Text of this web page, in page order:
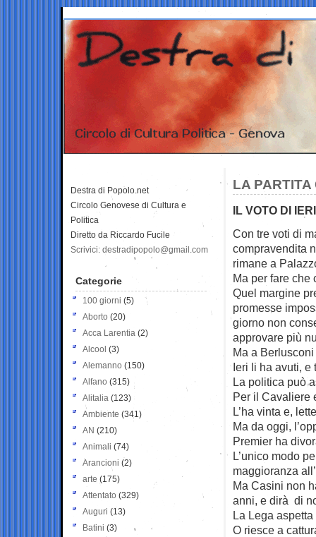
LA PARTITA
IL VOTO DI
Con tre voti di
compravendita
rimane a
Ma per fare che
Quel margine
promesse
giorno non
approvare più
Ma a
Ieri li ha avuti, e
La politica può
Per il Cavaliere
L’ha vinta e,
Ma da oggi,
Premier ha
L’unico modo
maggioranza
Ma Casini non
anni, e dirà di
La Lega
O riesce a
Destra di Popolo.net
Circolo Genovese di Cultura e
Politica
Diretto da Riccardo Fucile
Scrivici: destradipopolo@gmail.com
Categorie
100 giorni (5)
Aborto (20)
Acca Larentia (2)
Alcool (3)
Alemanno (150)
Alfano (315)
Alitalia (123)
Ambiente (341)
AN (210)
Animali (74)
Arancioni (2)
arte (175)
Attentato (329)
Auguri (13)
Batini (3)